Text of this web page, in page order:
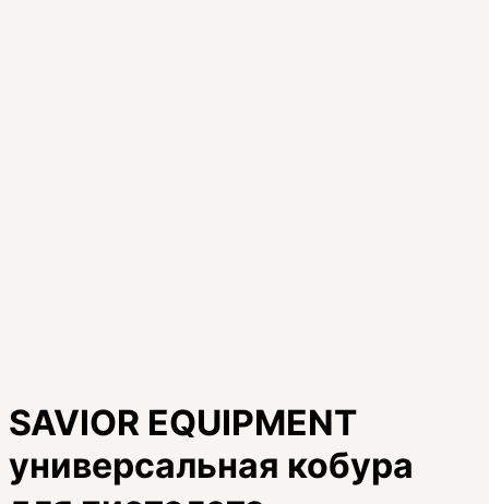
SAVIOR EQUIPMENT
универсальная кобура